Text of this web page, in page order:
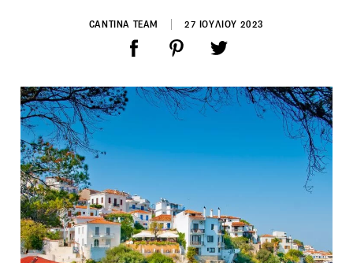
CANTINA TEAM 27 ΙΟΥΛΙΟΥ 2023